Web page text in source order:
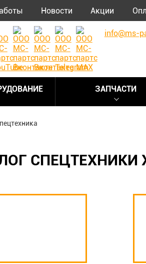
Новости Акции
info@ms-
ЗАПЧАСТИ
СПЕЦТЕХНИКИ